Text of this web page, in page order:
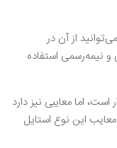
از آن در
نیمه‌رسمی استفاده
است، اما معایبی نیز دارد
این نوع استایل